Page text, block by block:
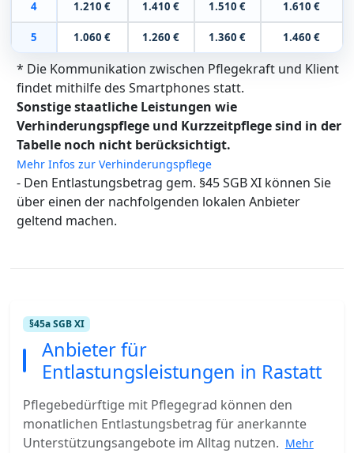
4 1.210 € 1.410 € 1.510 € 1.610 €
5 1.060 € 1.260 € 1.360 € 1.460 €
* Die Kommunikation zwischen Pflegekraft und Klient
findet mithilfe des Smartphones statt.
Sonstige staatliche Leistungen wie
Verhinderungspflege und Kurzzeitpflege sind in der
Tabelle noch nicht berücksichtigt.
Mehr Infos zur Verhinderungspflege
- Den Entlastungsbetrag gem. §45 SGB XI können Sie
über einen der nachfolgenden lokalen Anbieter
geltend machen.
§45a SGB XI
Anbieter für
Entlastungsleistungen in Rastatt
Pflegebedürftige mit Pflegegrad können den
monatlichen Entlastungsbetrag für anerkannte
Unterstützungsangebote im Alltag nutzen. Mehr